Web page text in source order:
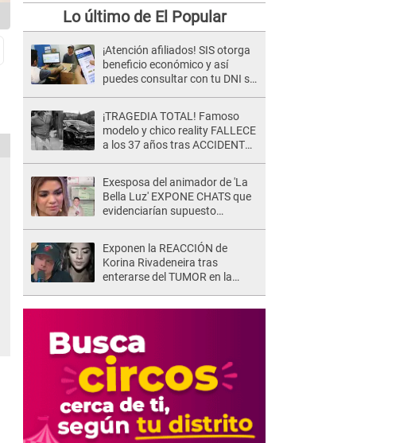
Lo último de El Popular
¡Atención afiliados! SIS otorga
beneficio económico y así
puedes consultar con tu DNI si
¡TRAGEDIA TOTAL! Famoso
modelo y chico reality FALLECE
a los 37 años tras ACCIDENTE
Exesposa del animador de 'La
Bella Luz' EXPONE CHATS que
evidenciarían supuesto
Saldaña, pese a tener pareja
Exponen la REACCIÓN de
Korina Rivadeneira tras
enterarse del TUMOR en la